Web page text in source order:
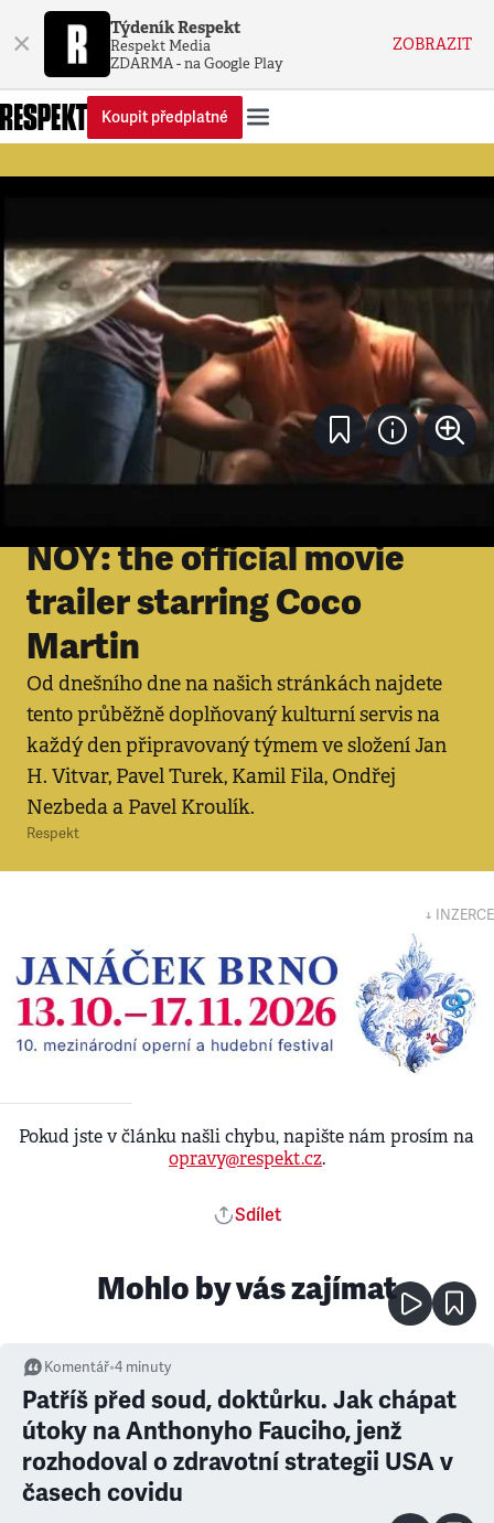
× Týdeník Respekt
Respekt Media
ZDARMA - na Google Play
ZOBRAZIT
Koupit předplatné
NOY: the official movie
trailer starring Coco
Martin
Od dnešního dne na našich stránkách najdete
tento průběžně doplňovaný kulturní servis na
každý den připravovaný týmem ve složení Jan
H. Vitvar, Pavel Turek, Kamil Fila, Ondřej
Nezbeda a Pavel Kroulík.
Respekt
↓ INZERCE
Pokud jste v článku našli chybu, napište nám prosím na
opravy@respekt.cz.
Sdílet
Mohlo by vás zajímat
Komentář•4 minuty
Patříš před soud, doktůrku. Jak chápat
útoky na Anthonyho Fauciho, jenž
rozhodoval o zdravotní strategii USA v
časech covidu